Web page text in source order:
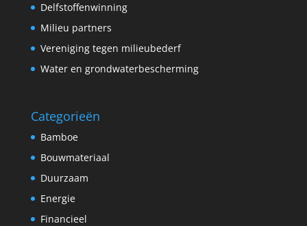
Delfstoffenwinning
Milieu partners
Vereniging tegen milieubederf
Water en grondwaterbescherming
Categorieën
Bamboe
Bouwmateriaal
Duurzaam
Energie
Financieel